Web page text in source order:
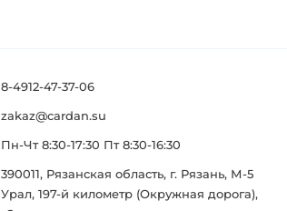
8-4912-47-37-06
zakaz@cardan.su
Пн-Чт 8:30-17:30 Пт 8:30-16:30
390011, Рязанская область, г. Рязань, М-5
Урал, 197-й километр (Окружная дорога),